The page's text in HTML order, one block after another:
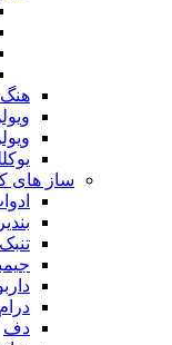
هنگ
ساز های
بندیر
تنبک
درام
دف